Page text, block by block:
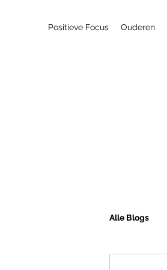
Positieve Focus Ouderen
Alle Blogs